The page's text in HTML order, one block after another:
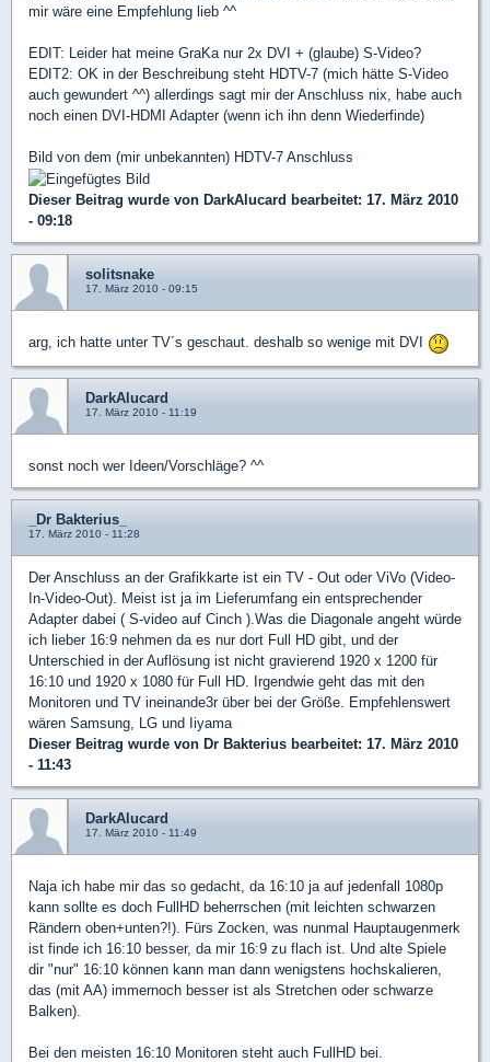
mir wäre eine Empfehlung lieb ^^
EDIT: Leider hat meine GraKa nur 2x DVI + (glaube) S-Video?
EDIT2: OK in der Beschreibung steht HDTV-7 (mich hätte S-Video
auch gewundert ^^) allerdings sagt mir der Anschluss nix, habe auch
noch einen DVI-HDMI Adapter (wenn ich ihn denn Wiederfinde)
Bild von dem (mir unbekannten) HDTV-7 Anschluss
Dieser Beitrag wurde von DarkAlucard bearbeitet: 17. März 2010
- 09:18
solitsnake
17. März 2010 - 09:15
arg, ich hatte unter TV´s geschaut. deshalb so wenige mit DVI
DarkAlucard
17. März 2010 - 11:19
sonst noch wer Ideen/Vorschläge? ^^
_Dr Bakterius_
17. März 2010 - 11:28
Der Anschluss an der Grafikkarte ist ein TV - Out oder ViVo (Video-
In-Video-Out). Meist ist ja im Lieferumfang ein entsprechender
Adapter dabei ( S-video auf Cinch ).Was die Diagonale angeht würde
ich lieber 16:9 nehmen da es nur dort Full HD gibt, und der
Unterschied in der Auflösung ist nicht gravierend 1920 x 1200 für
16:10 und 1920 x 1080 für Full HD. Irgendwie geht das mit den
Monitoren und TV ineinande3r über bei der Größe. Empfehlenswert
wären Samsung, LG und Iiyama
Dieser Beitrag wurde von Dr Bakterius bearbeitet: 17. März 2010
- 11:43
DarkAlucard
17. März 2010 - 11:49
Naja ich habe mir das so gedacht, da 16:10 ja auf jedenfall 1080p
kann sollte es doch FullHD beherrschen (mit leichten schwarzen
Rändern oben+unten?!). Fürs Zocken, was nunmal Hauptaugenmerk
ist finde ich 16:10 besser, da mir 16:9 zu flach ist. Und alte Spiele
dir "nur" 16:10 können kann man dann wenigstens hochskalieren,
das (mit AA) immernoch besser ist als Stretchen oder schwarze
Balken).
Bei den meisten 16:10 Monitoren steht auch FullHD bei.